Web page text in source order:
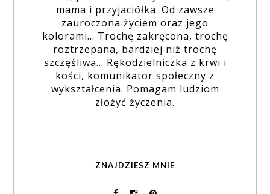
mama i przyjaciółka. Od zawsze
zauroczona życiem oraz jego
kolorami... Trochę zakręcona, trochę
roztrzepana, bardziej niż trochę
szczęśliwa... Rękodzielniczka z krwi i
kości, komunikator społeczny z
wykształcenia. Pomagam ludziom
złożyć życzenia.
ZNAJDZIESZ MNIE